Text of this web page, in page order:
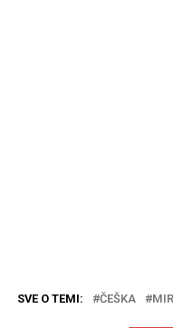
SVE O TEMI: ČEŠKA